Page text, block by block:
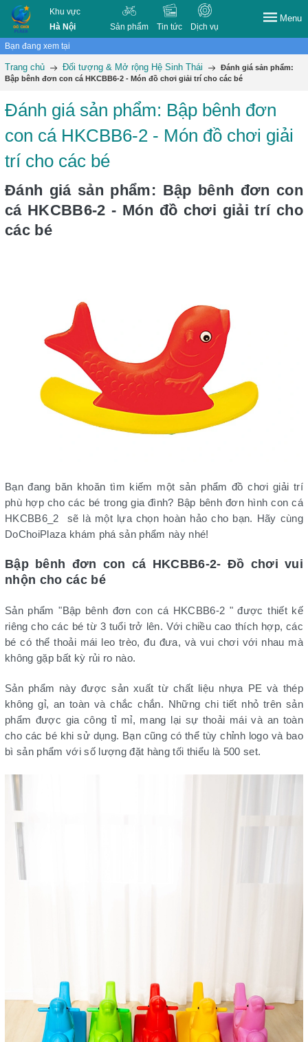
Khu vực
Hà Nội
Sản phẩm Tin tức Dịch vụ
Menu
Bạn đang xem tại
Trang chủ Đối tượng & Mở rộng Hệ Sinh Thái
Đánh giá sản phẩm:
Bập bênh đơn con cá HKCBB6-2 - Món đồ chơi giải trí cho các bé
Đánh giá sản phẩm: Bập bênh đơn
con cá HKCBB6-2 - Món đồ chơi giải
trí cho các bé
Đánh giá sản phẩm: Bập bênh đơn con
cá HKCBB6-2 - Món đồ chơi giải trí cho
các bé
Bạn đang băn khoăn tìm kiếm một sản phẩm đồ chơi giải trí
phù hợp cho các bé trong gia đình? Bập bênh đơn hình con cá
HKCBB6_2 sẽ là một lựa chọn hoàn hảo cho bạn. Hãy cùng
DoChoiPlaza khám phá sản phẩm này nhé!
Bập bênh đơn con cá HKCBB6-2- Đồ chơi vui
nhộn cho các bé
Sản phẩm "Bập bênh đơn con cá HKCBB6-2 " được thiết kế
riêng cho các bé từ 3 tuổi trở lên. Với chiều cao thích hợp, các
bé có thể thoải mái leo trèo, đu đưa, và vui chơi với nhau mà
không gặp bất kỳ rủi ro nào.
Sản phẩm này được sản xuất từ chất liệu nhựa PE và thép
không gỉ, an toàn và chắc chắn. Những chi tiết nhỏ trên sản
phẩm được gia công tỉ mỉ, mang lại sự thoải mái và an toàn
cho các bé khi sử dụng. Bạn cũng có thể tùy chỉnh logo và bao
bì sản phẩm với số lượng đặt hàng tối thiểu là 500 set.